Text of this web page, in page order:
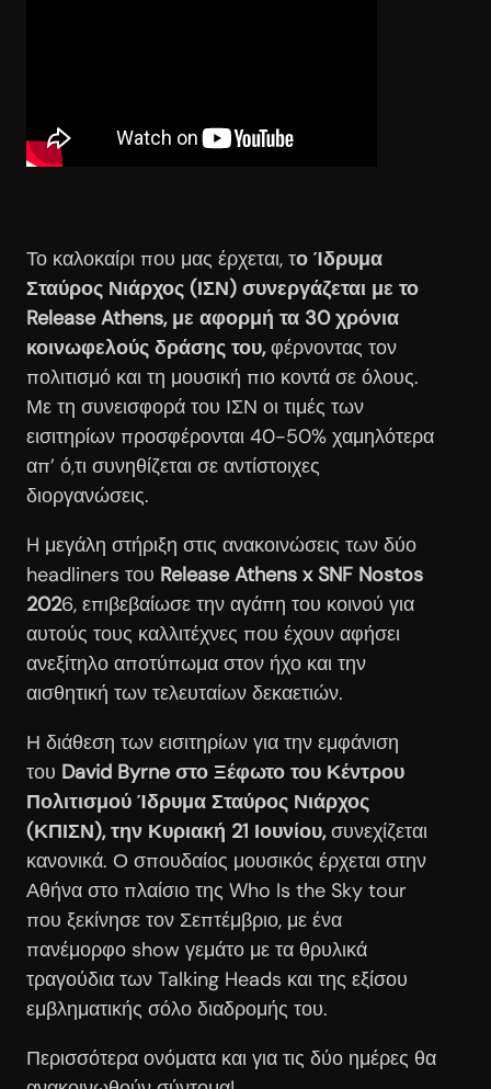
Το καλοκαίρι που μας έρχεται, το Ίδρυμα
Σταύρος Νιάρχος (ΙΣΝ) συνεργάζεται με το
Release Athens, με αφορμή τα 30 χρόνια
κοινωφελούς δράσης του,φέρνοντας τον
πολιτισμό και τη μουσική πιο κοντά σε όλους.
Με τη συνεισφορά του ΙΣΝ οι τιμές των
εισιτηρίων προσφέρονται 40-50% χαμηλότερα
απ’ ό,τι συνηθίζεται σε αντίστοιχες
διοργανώσεις.
H μεγάλη στήριξη στις ανακοινώσεις των δύο
headliners του Release Athens x SNF Nostos
2026, επιβεβαίωσε την αγάπη του κοινού για
αυτούς τους καλλιτέχνες που έχουν αφήσει
ανεξίτηλο αποτύπωμα στον ήχο και την
αισθητική των τελευταίων δεκαετιών.
Η διάθεση των εισιτηρίων για την εμφάνιση
του David Byrne στο Ξέφωτο του Κέντρου
Πολιτισμού Ίδρυμα Σταύρος Νιάρχος
(ΚΠΙΣΝ), την Κυριακή 21 Ιουνίου,συνεχίζεται
κανονικά. Ο σπουδαίος μουσικός έρχεται στην
Αθήνα στο πλαίσιο της Who Is the Sky tour
που ξεκίνησε τον Σεπτέμβριο, με ένα
πανέμορφο show γεμάτο με τα θρυλικά
τραγούδια των Talking Heads και της εξίσου
εμβληματικής σόλο διαδρομής του.
Περισσότερα ονόματα και για τις δύο ημέρες θα